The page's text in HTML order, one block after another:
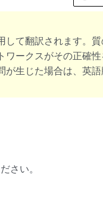
して翻訳されます。
ークスがその正確
生じた場合は、英語
さい。